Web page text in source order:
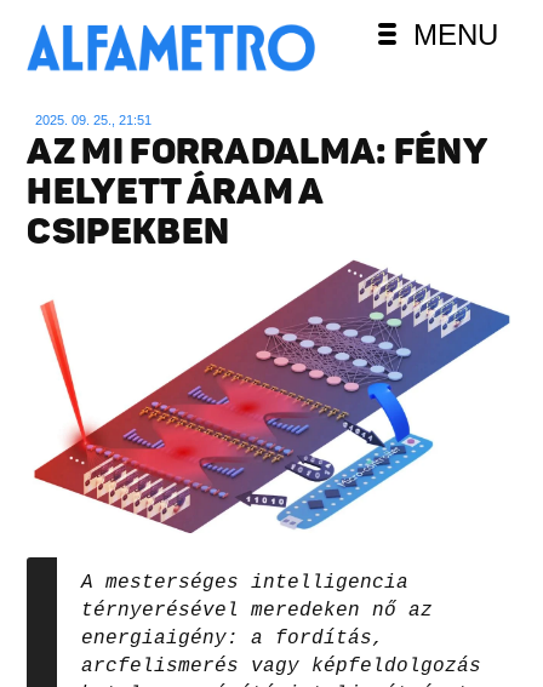
MENU
2025. 09. 25., 21:51
AZ MI FORRADALMA: FÉNY
HELYETT ÁRAM A
CSIPEKBEN
A mesterséges intelligencia
térnyerésével meredeken nő az
energiaigény: a fordítás,
arcfelismerés vagy képfeldolgozás